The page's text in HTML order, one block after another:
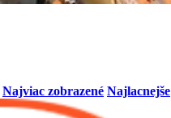
Najviac zobrazené Najlacnejše